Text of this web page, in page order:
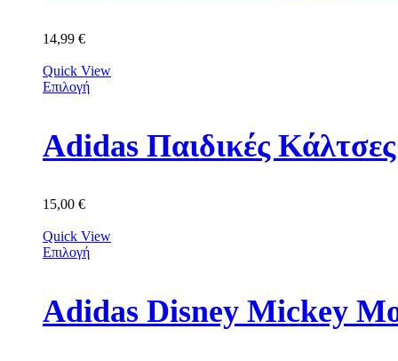
14,99 €
Quick View
Επιλογή
Adidas Παιδικές
15,00 €
Quick View
Επιλογή
Adidas Disney Mickey